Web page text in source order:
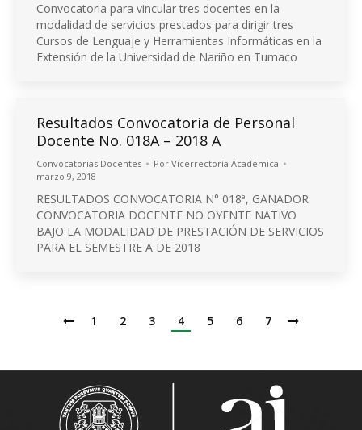
Convocatoria para vincular tres docentes en la
modalidad de servicios prestados para dirigir tres
Cursos de Lenguaje y Herramientas Informáticas en la
Extensión de la Universidad de Nariño en Tumaco
Resultados Convocatoria de Personal
Docente No. 018A – 2018 A
Convocatorias Docentes Por Vicerrectoría Académica
marzo 9, 2018
RESULTADOS CONVOCATORIA N° 018ª, GANADOR
CONVOCATORIA DOCENTE NO OYENTE NATIVO
BAJO LA MODALIDAD DE PRESTACIÓN DE SERVICIOS
PARA EL SEMESTRE A DE 2018
1 2 3 4 5 6 7